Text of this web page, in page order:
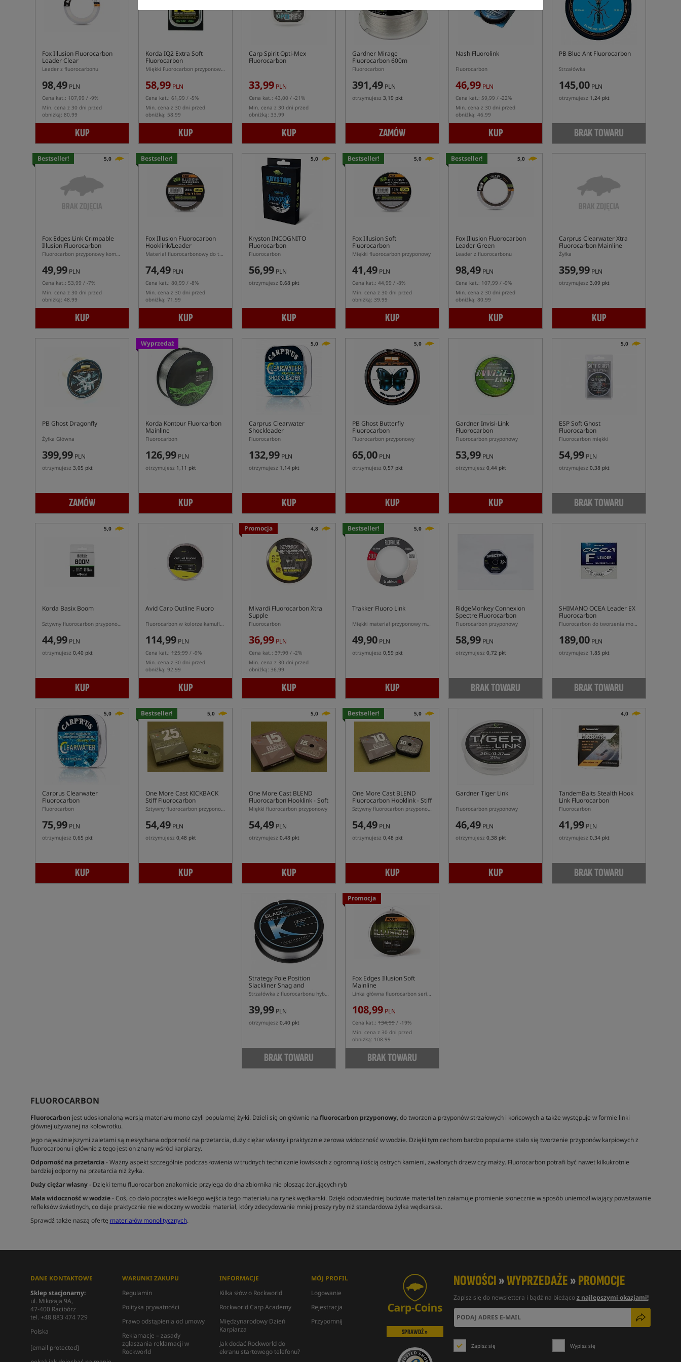
Fox Illusion Fluorocarbon
Leader Clear
Leader z fluorocarbonu
98,49 PLN
Cena kat.: 107,99 / -9%
Min. cena z 30 dni przed
obniżką: 80.99
KUP
Korda IQ2 Extra Soft
Fluorocarbon
Miękki Fuorocarbon przyponowy IQ2
58,99 PLN
Cena kat.: 61,99 / -5%
Min. cena z 30 dni przed
obniżką: 58.99
KUP
Carp Spirit Opti-Mex
Fluorocarbon
33,99 PLN
Cena kat.: 43,00 / -21%
Min. cena z 30 dni przed
obniżką: 33.99
KUP
Gardner Mirage
Fluorocarbon 600m
Fluorocarbon
391,49 PLN
otrzymujesz 3,19 pkt
ZAMÓW
Nash Fluorolink
Fluorocarbon
46,99 PLN
Cena kat.: 59,99 / -22%
Min. cena z 30 dni przed
obniżką: 46.99
KUP
PB Blue Ant Fluorocarbon
Strzałówka
145,00 PLN
otrzymujesz 1,24 pkt
BRAK TOWARU
Bestseller! 5,0
Fox Edges Link Crimpable
Illusion Fluorocarbon
Fluorocarbon przyponowy kompatybilny z tulejkami zaciskowymi Fox Crimp
49,99 PLN
Cena kat.: 53,99 / -7%
Min. cena z 30 dni przed
obniżką: 48.99
KUP
Bestseller!
Fox Illusion Fluorocarbon
Hooklink/Leader
Materiał fluorocarbonowy do tworzenia leaderów/przyponów
74,49 PLN
Cena kat.: 80,99 / -8%
Min. cena z 30 dni przed
obniżką: 71.99
KUP
5,0
Kryston INCOGNITO
Fluorocarbon
Fluorocarbon
56,99 PLN
otrzymujesz 0,68 pkt
KUP
Bestseller! 5,0
Fox Illusion Soft
Fluorocarbon
Miękki fluorocarbon przyponowy
41,49 PLN
Cena kat.: 44,99 / -8%
Min. cena z 30 dni przed
obniżką: 39.99
KUP
Bestseller! 5,0
Fox Illusion Fluorocarbon
Leader Green
Leader z fluorocarbonu
98,49 PLN
Cena kat.: 107,99 / -9%
Min. cena z 30 dni przed
obniżką: 80.99
KUP
Carprus Clearwater Xtra
Fluorocarbon Mainline
Żyłka
359,99 PLN
otrzymujesz 3,09 pkt
KUP
PB Ghost Dragonfly
Żyłka Główna
399,99 PLN
otrzymujesz 3,05 pkt
ZAMÓW
Wyprzedaż
Korda Kontour Fluorcarbon
Mainline
Fluorocarbon
126,99 PLN
otrzymujesz 1,11 pkt
KUP
5,0
Carprus Clearwater
Shockleader
Fluorocarbon
132,99 PLN
otrzymujesz 1,14 pkt
KUP
5,0
PB Ghost Butterfly
Fluorocarbon
Fluorocarbon przyponowy
65,00 PLN
otrzymujesz 0,57 pkt
KUP
Gardner Invisi-Link
Fluorocarbon
Fluorocarbon przyponowy
53,99 PLN
otrzymujesz 0,44 pkt
KUP
5,0
ESP Soft Ghost
Fluorocarbon
Fluorocarbon miękki
54,99 PLN
otrzymujesz 0,38 pkt
BRAK TOWARU
5,0
Korda Basix Boom
Sztywny fluorocarbon przyponowy
44,99 PLN
otrzymujesz 0,40 pkt
KUP
Avid Carp Outline Fluoro
Fluorocarbon w kolorze kamuflażu
114,99 PLN
Cena kat.: 125,99 / -9%
Min. cena z 30 dni przed
obniżką: 92.99
KUP
Promocja 4,8
Mivardi Fluorocarbon Xtra
Supple
Fluorocarbon
36,99 PLN
Cena kat.: 37,90 / -2%
Min. cena z 30 dni przed
obniżką: 36.99
KUP
Bestseller! 5,0
Trakker Fluoro Link
Miękki materiał przyponowy mono z dodatkem fluorocarbonu
49,90 PLN
otrzymujesz 0,59 pkt
KUP
RidgeMonkey Connexion
Spectre Fluorocarbon
Hooklink
Fluorocarbon przyponowy
58,99 PLN
otrzymujesz 0,72 pkt
BRAK TOWARU
SHIMANO OCEA Leader EX
Fluorocarbon
Fluorocarbon do tworzenia mocnych leaderów
189,00 PLN
otrzymujesz 1,85 pkt
BRAK TOWARU
5,0
Carprus Clearwater
Fluorocarbon
Fluorocarbon
75,99 PLN
otrzymujesz 0,65 pkt
KUP
Bestseller! 5,0
One More Cast KICKBACK
Stiff Fluorocarbon
Sztywny fluorocarbon przyponowy
54,49 PLN
otrzymujesz 0,48 pkt
KUP
5,0
One More Cast BLEND
Fluorocarbon Hooklink - Soft
Miękki fluorocarbon przyponowy
54,49 PLN
otrzymujesz 0,48 pkt
KUP
Bestseller! 5,0
One More Cast BLEND
Fluorocarbon Hooklink - Stiff
Sztywny fluorocarbon przyponowy
54,49 PLN
otrzymujesz 0,48 pkt
KUP
Gardner Tiger Link
Fluorocarbon przyponowy
46,49 PLN
otrzymujesz 0,38 pkt
KUP
4,0
TandemBaits Stealth Hook
Link Fluorocarbon
Fluorocarbon
41,99 PLN
otrzymujesz 0,34 pkt
BRAK TOWARU
Strategy Pole Position
Slackliner Snag and
Shockleader FC Hybrid
Strzałówka z fluorocarbonu hybrydowego
39,99 PLN
otrzymujesz 0,40 pkt
BRAK TOWARU
Promocja
Fox Edges Illusion Soft
Mainline
Linka główna fluorocarbon serii Illusion w kolorze khaki
108,99 PLN
Cena kat.: 134,99 / -19%
Min. cena z 30 dni przed
obniżką: 108.99
BRAK TOWARU
FLUOROCARBON
Fluorocarbon jest udoskonaloną wersją materiału mono czyli popularnej żyłki. Dzieli się on głównie na fluorocarbon przyponowy, do tworzenia przyponów strzałowych i końcowych a także występuje w formie linki
głównej używanej na kołowrotku.
Jego najważniejszymi zaletami są niesłychana odporność na przetarcia, duży ciężar własny i praktycznie zerowa widoczność w wodzie. Dzięki tym cechom bardzo popularne stało się tworzenie przyponów karpiowych z
fluorocarbonu i głównie z tego jest on znany wśród karpiarzy.
Odporność na przetarcia- Ważny aspekt szczególnie podczas łowienia w trudnych technicznie łowiskach z ogromną ilością ostrych kamieni, zwalonych drzew czy małży. Fluorocarbon potrafi być nawet kilkukrotnie
bardziej odporny na przetarcia niż żyłka.
Duży ciężar własny- Dzięki temu fluorocarbon znakomicie przylega do dna zbiornika nie płosząc żerujących ryb
Mała widoczność w wodzie- Coś, co dało początek wielkiego wejścia tego materiału na rynek wędkarski. Dzięki odpowiedniej budowie materiał ten załamuje promienie słonecznie w sposób uniemożliwiający powstawanie
refleksów świetlnych, co daje praktycznie nie widoczny w wodzie materiał, który zdecydowanie mniej płoszy ryby niż standardowa żyłka wędkarska.
Sprawdź także naszą ofertę materiałów monolitycznych.
NOWOŚCI»WYPRZEDAŻE»PROMOCJE
Zapisz się do newslettera i bądź na bieżącoz najlepszymi okazjami!
Zapisz się Wypisz się
DANE KONTAKTOWE
Sklep stacjonarny:
ul. Mikołaja 9A,
47-400 Racibórz
tel. +48 883 474 729
Polska
[email protected]
WARUNKI ZAKUPU
Regulamin
Polityka prywatności
Prawo odstąpienia od umowy
Reklamacje – zasady
zgłaszania reklamacji w
Rockworld
INFORMACJE
Kilka słów o Rockworld
Rockworld Carp Academy
Międzynarodowy Dzień
Karpiarza
Jak dodać Rockworld do
ekranu startowego telefonu?
MÓJ PROFIL
Logowanie
Rejestracja
Przypomnij
SPRAWDŹ »